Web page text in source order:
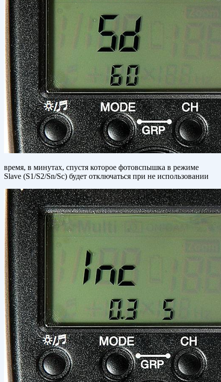
время, в минутах, спустя которое фотовспышка в режиме
Slave (S1/S2/Sn/Sc) будет отключаться при не использовании